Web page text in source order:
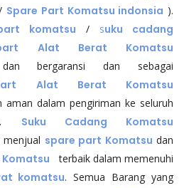
Spare Part Komatsu indonsia ).
komatsu / suku cadang
Alat Berat Komatsu
bergaransi dan sebagai
Alat Berat Komatsu
aman dalam pengiriman ke seluruh
Suku Cadang Komatsu
spare part Komatsu dan
Komatsu terbaik dalam memenuhi
komatsu. Semua Barang yang